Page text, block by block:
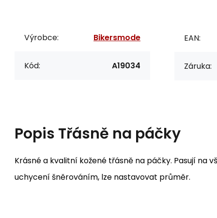
Výrobce: Bikersmode
Kód: A19034
EAN:
Záruka:
Popis Třásně na páčky
Krásné a kvalitní kožené třásně na páčky. Pasují na
uchycení šněrováním, lze nastavovat průměr.